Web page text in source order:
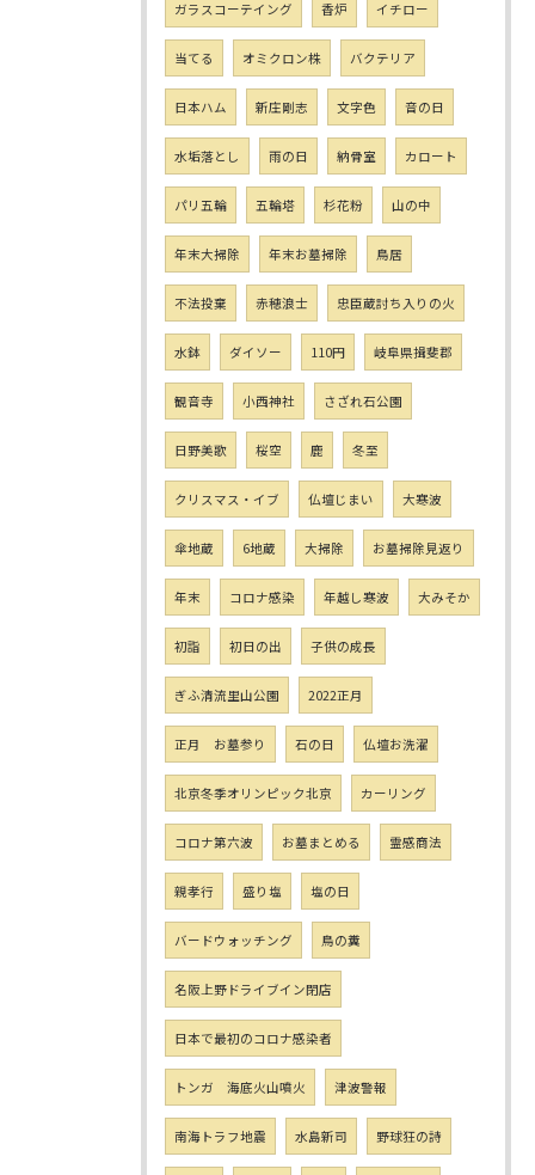
ガラスコーテイング 香炉 イチロー
当てる オミクロン株 バクテリア
日本ハム 新庄剛志 文字色 音の日
水垢落とし 雨の日 納骨室 カロート
パリ五輪 五輪塔 杉花粉 山の中
年末大掃除 年末お墓掃除 鳥居
不法投棄 赤穂浪士 忠臣蔵討ち入りの火
水鉢 ダイソー 110円 岐阜県揖斐郡
観音寺 小西神社 さざれ石公園
日野美歌 桜空 鹿 冬至
クリスマス・イブ 仏壇じまい 大寒波
傘地蔵 6地蔵 大掃除 お墓掃除見返り
年末 コロナ感染 年越し寒波 大みそか
初詣 初日の出 子供の成長
ぎふ清流里山公園 2022正月
正月 お墓参り 石の日 仏壇お洗濯
北京冬季オリンピック北京 カーリング
コロナ第六波 お墓まとめる 霊感商法
親孝行 盛り塩 塩の日
バードウォッチング 鳥の糞
名阪上野ドライブイン閉店
日本で最初のコロナ感染者
トンガ 海底火山噴火 津波警報
南海トラフ地震 水島新司 野球狂の詩